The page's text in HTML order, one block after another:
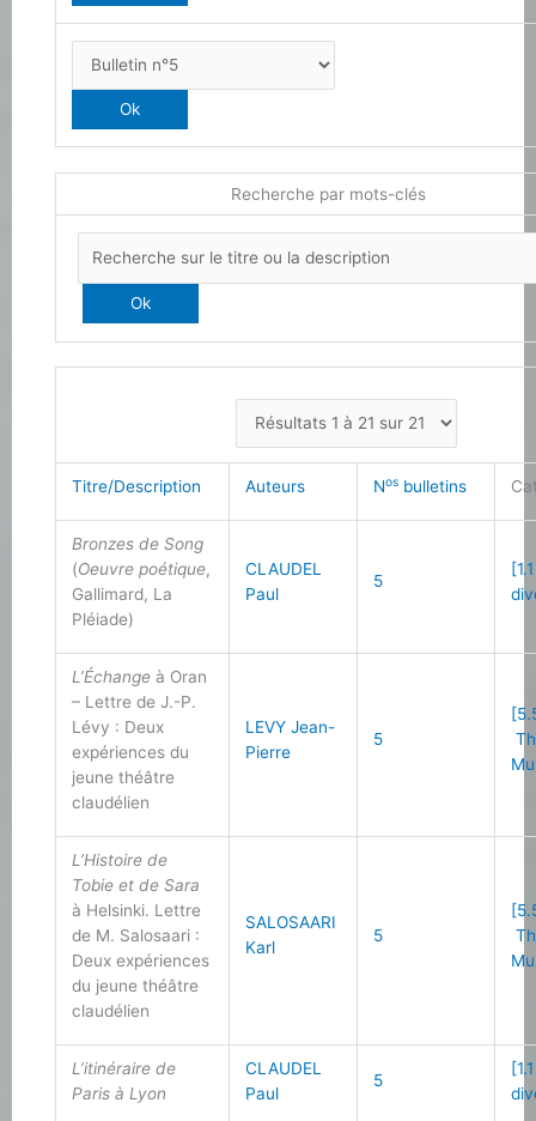
Recherche par mots-clés
Titre/Description Auteurs Nos bulletins
Bronzes de Song
(Oeuvre poétique,
Gallimard, La
Pléiade)
CLAUDEL
Paul
5
L’Échange à Oran
– Lettre de J.-P.
Lévy : Deux
expériences du
jeune théâtre
claudélien
LEVY Jean-
Pierre
5
L’Histoire de
Tobie et de Sara
à Helsinki. Lettre
de M. Salosaari :
Deux expériences
du jeune théâtre
claudélien
SALOSAARI
Karl
5
L’itinéraire de
Paris à Lyon
CLAUDEL
Paul
5